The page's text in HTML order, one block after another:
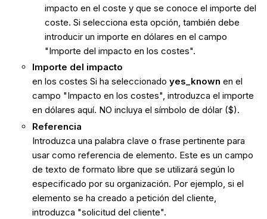
impacto en el coste y que se conoce el importe del
coste. Si selecciona esta opción, también debe
introducir un importe en dólares en el campo
"Importe del impacto en los costes".
Importe del impacto
en los costes Si ha seleccionado yes_known en el
campo "Impacto en los costes", introduzca el importe
en dólares aquí. NO incluya el símbolo de dólar ($).
Referencia
Introduzca una palabra clave o frase pertinente para
usar como referencia de elemento. Este es un campo
de texto de formato libre que se utilizará según lo
especificado por su organización. Por ejemplo, si el
elemento se ha creado a petición del cliente,
introduzca "solicitud del cliente".